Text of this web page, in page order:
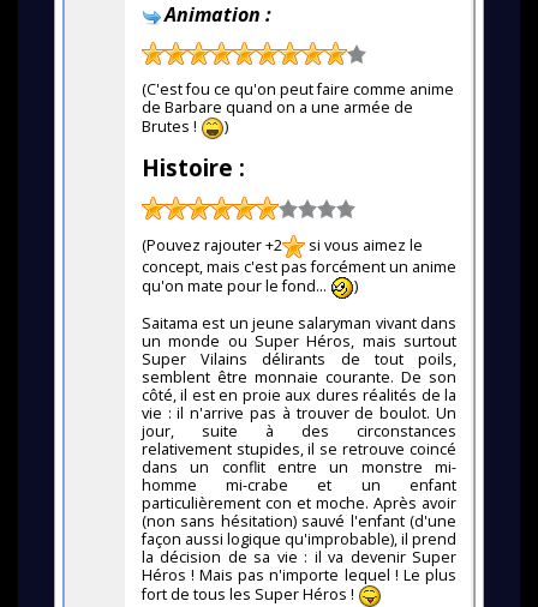
Animation :
(C'est fou ce qu'on peut faire comme anime
de Barbare quand on a une armée de
Brutes !
)
Histoire :
(Pouvez rajouter +2
si vous aimez le
concept, mais c'est pas forcément un anime
qu'on mate pour le fond...
)
Saitama est un jeune salaryman vivant dans
un monde ou Super Héros, mais surtout
Super Vilains délirants de tout poils,
semblent être monnaie courante. De son
côté, il est en proie aux dures réalités de la
vie : il n'arrive pas à trouver de boulot. Un
jour, suite à des circonstances
relativement stupides, il se retrouve coincé
dans un conflit entre un monstre mi-
homme mi-crabe et un enfant
particulièrement con et moche. Après avoir
(non sans hésitation) sauvé l'enfant (d'une
façon aussi logique qu'improbable), il prend
la décision de sa vie : il va devenir Super
Héros ! Mais pas n'importe lequel ! Le plus
fort de tous les Super Héros !